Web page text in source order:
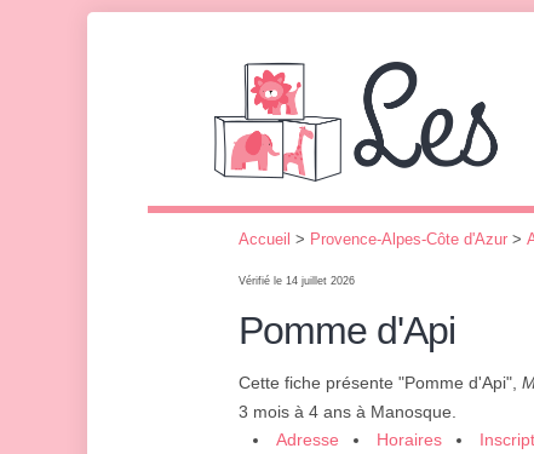
Accueil > Provence-Alpes-Côte d'Azur >
Vérifié le 14 juillet 2026
Pomme d'Api
Cette fiche présente "Pomme d'Api",
3 mois à 4 ans à Manosque.
Adresse
Horaires